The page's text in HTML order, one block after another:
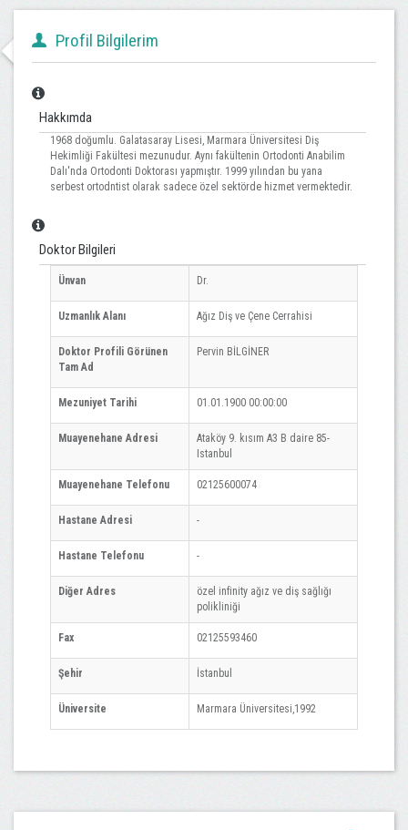
Profil Bilgilerim
Hakkımda
1968 doğumlu. Galatasaray Lisesi, Marmara Üniversitesi Diş
Hekimliği Fakültesi mezunudur. Aynı fakültenin Ortodonti Anabilim
Dalı'nda Ortodonti Doktorası yapmıştır. 1999 yılından bu yana
serbest ortodntist olarak sadece özel sektörde hizmet vermektedir.
Doktor Bilgileri
Ünvan Dr.
Uzmanlık Alanı Ağız Diş ve Çene Cerrahisi
Doktor Profili Görünen
Tam Ad
Pervin BİLGİNER
Mezuniyet Tarihi 01.01.1900 00:00:00
Muayenehane Adresi
Ataköy 9. kısım A3 B daire 85-
Istanbul
Muayenehane Telefonu 02125600074
Hastane Adresi -
Hastane Telefonu -
Diğer Adres
özel infinity ağız ve diş sağlığı
polikliniği
Fax 02125593460
Şehir İstanbul
Üniversite Marmara Üniversitesi,1992